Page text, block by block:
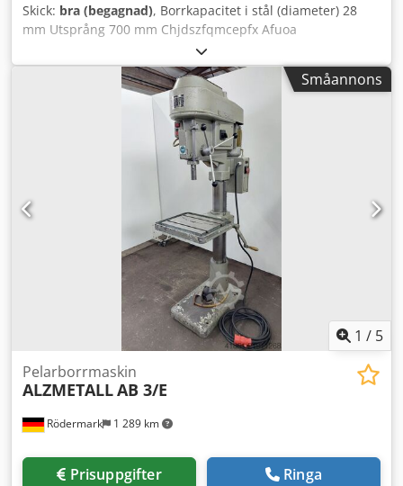
Skick: bra (begagnad), Borrkapacitet i stål (diameter) 28
mm Utsprång 700 mm Chjdszfqmcepfx Afuoa
Arbetsstyckets maxhöjd 1300 mm Verktygsfäste MK3
Matningar 0,1-0,3 mm/varv Spindelvarvtal 100-1.220
varv/min Totalt effektbehov 1,4 kW Maskinvikt ca 1,3 t
Utrymmesbehov ca (LxBxH) 1,8 x 0,8 x 2,3 m inkl. kubbord
inkl. borrmatning mekanisk fastspänning
Småannons
1 / 5
Rödermark 1 289 km
Pelarborrmaskin
ALZMETALLAB 3/E
Prisuppgifter Ringa